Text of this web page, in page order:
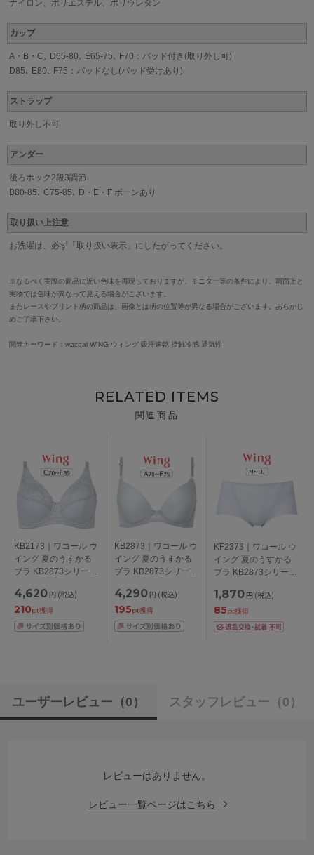
ナイロン、ポリエステル、ポリウレタン
カップ
A・B・C､ D65-80､ E65-75､ F70：パッド付き(取り外し可)
D85､ E80､ F75：パッドなし(パッド受けあり)
ストラップ
取り外し不可
アンダー
後ろホック2段3調節
B80-85､ C75-85､ D・E・F ボーンあり
取り扱い上注意
お洗濯は、必ず「取り扱い表示」にしたがってください。
※なるべく実際の商品に近い色味を再現しておりますが、モニター等の条件により、画面上と
実物では色味が異なって見える場合がございます。
またレースやプリント柄の商品は、画像とは柄の位置等が異なる場合がございます。あらかじ
めご了承下さい。
関連キーワード：wacoal WING ウィング 吸汗速乾 接触冷感 通気性
RELATED ITEMS
関連商品
KB2173｜ワコール ウ
イング 夏のうすかる
ブラ KB2873シリーズ
ジャー単品 CDEFカッ
プ アンダー
70/75/80/85cm
4,620 円 (税込)
210pt獲得
KB2873｜ワコール ウ
イング 夏のうすかる
ブラ KB2873シリーズ
ABCDEFカップ アン
ダー
65/70/75/80/85cm
4,290 円 (税込)
195pt獲得
KF2373｜ワコール ウ
イング 夏のうすかる
ブラ KB2873シリーズ
1,870 円 (税込)
85pt獲得
ユーザーレビュー （0） スタッフレビュー （0）
レビューはありません。
レビュー一覧ページはこちら